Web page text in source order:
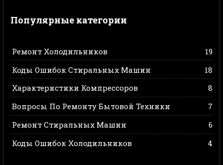
Популярные категории
Ремонт Холодильников
19
Коды Ошибок Стиральных Машин
18
Характеристики Компрессоров
8
Вопросы По Ремонту Бытовой Техники
7
Ремонт Стиральных Машин
6
Коды Ошибок Холодильников
4